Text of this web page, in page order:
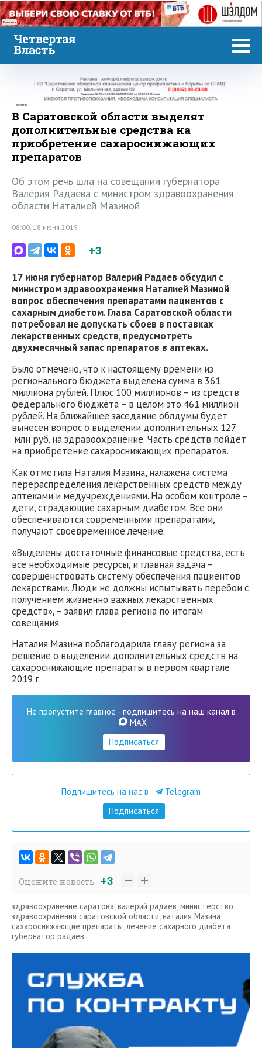
Реклама
Реклама
В Саратовской области выделят
дополнительные средства на
приобретение сахароснижающих
препаратов
Об этом речь шла на совещании губернатора
Валерия Радаева с министром здравоохранения
области Наталией Мазиной
08:00, 18 июня 2019
+3
17 июня губернатор Валерий Радаев обсудил с
министром здравоохранения Наталией Мазиной
вопрос обеспечения препаратами пациентов с
сахарным диабетом. Глава Саратовской области
потребовал не допускать сбоев в поставках
лекарственных средств, предусмотреть
двухмесячный запас препаратов в аптеках.
Было отмечено, что к настоящему времени из
регионального бюджета выделена сумма в 361
миллиона рублей. Плюс 100 миллионов – из средств
федерального бюджета – в целом это 461 миллион
рублей. На ближайшее заседание облдумы будет
вынесен вопрос о выделении дополнительных 127
млн руб. на здравоохранение. Часть средств пойдёт
на приобретение сахароснижающих препаратов.
Как отметила Наталия Мазина, налажена система
перераспределения лекарственных средств между
аптеками и медучреждениями. На особом контроле –
дети, страдающие сахарным диабетом. Все они
обеспечиваются современными препаратами,
получают своевременное лечение.
«Выделены достаточные финансовые средства, есть
все необходимые ресурсы, и главная задача –
совершенствовать систему обеспечения пациентов
лекарствами. Люди не должны испытывать перебои с
получением жизненно важных лекарственных
средств», – заявил глава региона по итогам
совещания.
Наталия Мазина поблагодарила главу региона за
решение о выделении дополнительных средств на
сахароснижающие препараты в первом квартале
2019 г.
Не пропустите главное - подпишитесь на наш канал в
MAX
Подписаться
Подпишитесь на нас в
Telegram
Подписаться
Оцените новость +3
здравоохранение саратова валерий радаев министерство
здравоохранения саратовской области наталия Мазина
сахароснижающие препараты лечение сахарного диабета
губернатор радаев